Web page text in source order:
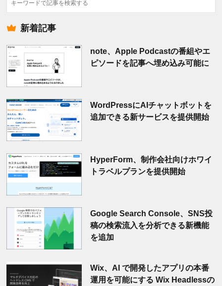
索
新着記事
note、Apple Podcastの番組やエ
ピソードを記事へ埋め込み可能に
WordPressにAIチャットボットを
追加できる新サービスを提供開始
HyperForm、制作会社向けホワイ
トラベルプランを提供開始
Google Search Console、SNS投
稿の検索流入を分析できる新機能
を追加
Wix、AI で開発したアプリの本番
運用を可能にする Wix Headlessの